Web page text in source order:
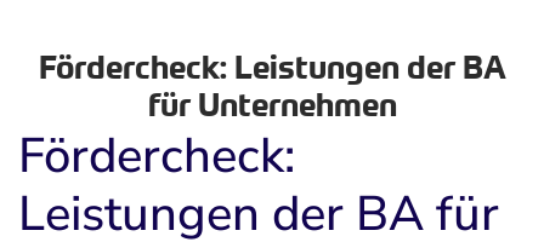
Fördercheck: Leistungen der BA
für Unternehmen
Fördercheck:
Leistungen der BA für